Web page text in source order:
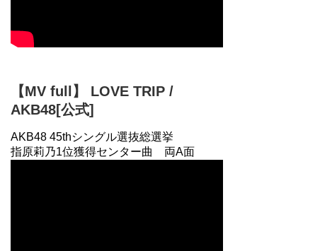
【MV full】 LOVE TRIP /
AKB48[公式]
AKB48 45thシングル選抜総選挙
指原莉乃1位獲得センター曲 両A面